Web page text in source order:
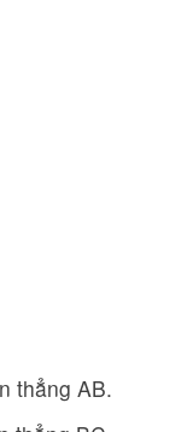
thẳng AB.